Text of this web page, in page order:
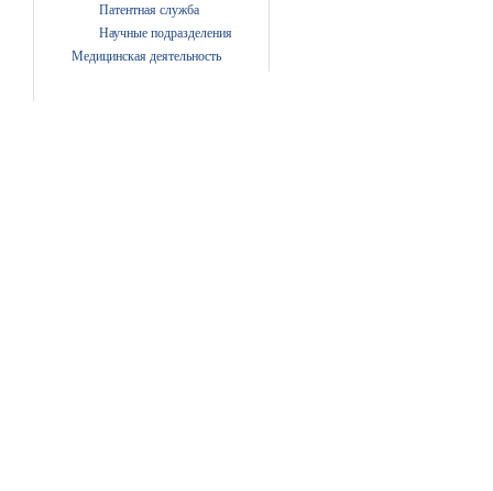
Патентная служба
Научные подразделения
Медицинская деятельность